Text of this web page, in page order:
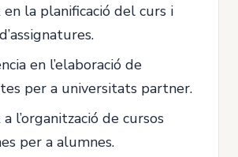
la planificació del curs i
en l’elaboració de
per a universitats partner.
l’organització de cursos
per a alumnes.